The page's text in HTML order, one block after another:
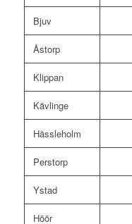
Bjuv
Åstorp
Klippan
Kävlinge
Hässleholm
Perstorp
Ystad
Höör